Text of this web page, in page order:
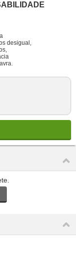
desigual,